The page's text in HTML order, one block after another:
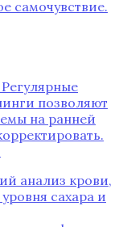
самочувствие.
позволяют
на ранней
анализ крови,
сахара и